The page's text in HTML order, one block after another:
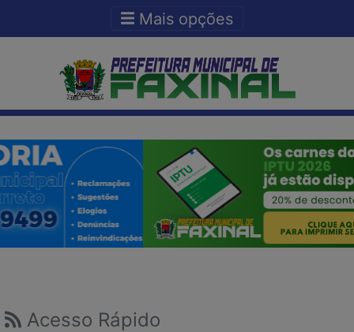
Ir para o fim do conteudo
Mais opções
Acesso Rápido